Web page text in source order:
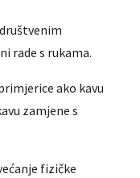
rade s rukama.
ako kavu
zamjene s
fizičke